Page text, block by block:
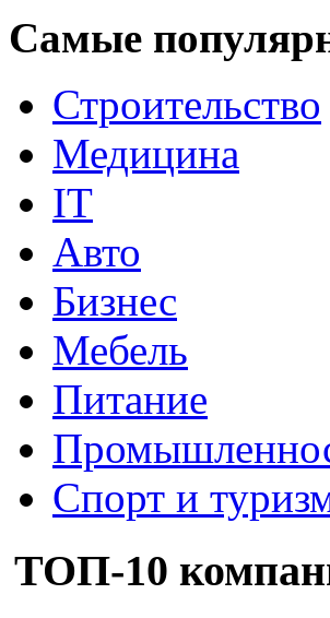
Самые
Строительство
Медицина
IT
Авто
Бизнес
Мебель
Питание
Спорт и
ТОП-10